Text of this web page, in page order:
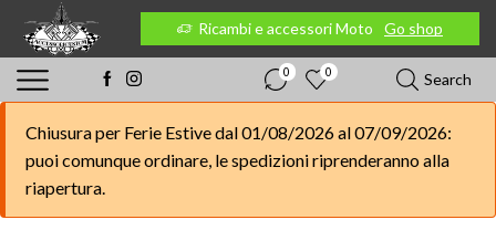
Go shop Ricambi e accessori Moto Go shop
0 0 Search
Chiusura per Ferie Estive dal 01/08/2026 al 07/09/2026:
puoi comunque ordinare, le spedizioni riprenderanno alla
riapertura.